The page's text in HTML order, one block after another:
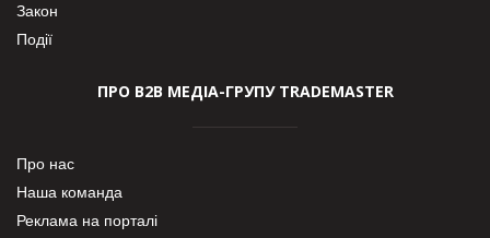
Закон
Події
ПРО В2В МЕДІА-ГРУПУ TRADEMASTER
Про нас
Наша команда
Реклама на порталі